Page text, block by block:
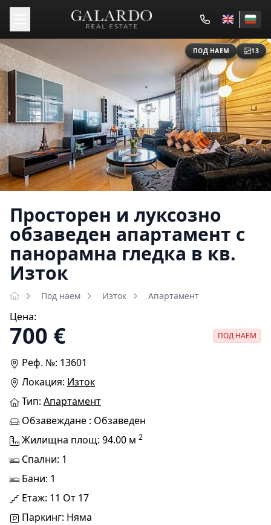
ПОД НАЕМ 13
Просторен и луксозно
обзаведен апартамент с
панорамна гледка в кв.
Изток
Под наем Изток Апартамент
Цена:
700 € ПОД НАЕМ
Реф. №: 13601
Локация: Изток
Тип: Апартамент
Обзавеждане : Обзаведен
Жилищна площ: 94.00 м 2
Спални: 1
Бани: 1
Етаж: 11 От 17
Паркинг: Няма